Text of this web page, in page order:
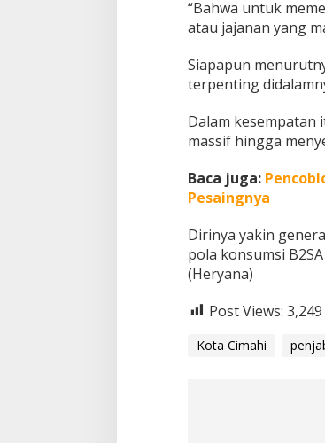
“Bahwa untuk
atau jajanan yang
Siapapun
terpenting
Dalam kesempatan
massif hingga
Baca juga:
Pesaingnya
Dirinya yakin
pola konsumsi
(Heryana)
Post Views: 3,249
Kota Cimahi